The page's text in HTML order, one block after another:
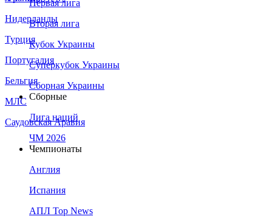
Нидерланды
Турция
Португалия
Бельгия
МЛС
Саудовская Аравия
Первая лига
Вторая лига
Кубок Украины
Суперкубок Украины
Сборная Украины
Сборные
Лига наций
ЧМ 2026
Чемпионаты
Англия
Испания
АПЛ Top News